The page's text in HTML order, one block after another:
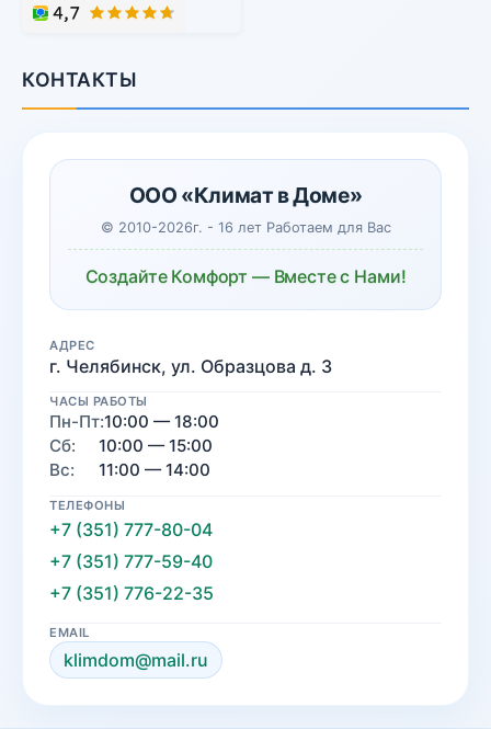
КОНТАКТЫ
ООО «Климат в Доме»
© 2010-2026г. - 16 лет Работаем для Вас
Создайте Комфорт — Вместе с Нами!
АДРЕС
г. Челябинск, ул. Образцова д. 3
ЧАСЫ РАБОТЫ
Пн-Пт:10:00 — 18:00
Сб:
10:00 — 15:00
Вс:
11:00 — 14:00
ТЕЛЕФОНЫ
+7 (351) 777-80-04
+7 (351) 777-59-40
+7 (351) 776-22-35
EMAIL
klimdom@mail.ru